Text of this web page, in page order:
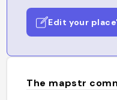
Edit your
The mapstr